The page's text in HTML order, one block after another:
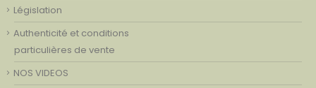
Législation
Authenticité et conditions
particulières de vente
NOS VIDEOS